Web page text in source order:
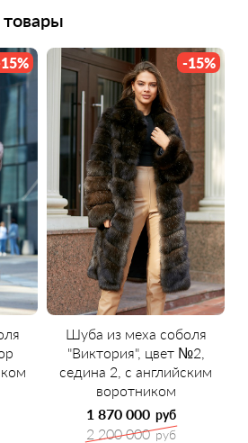
Шуба из меха соболя
"Виктория", цвет №2,
седина 2, с английским
воротником
1 870 000 руб
2 200 000 руб
-15%